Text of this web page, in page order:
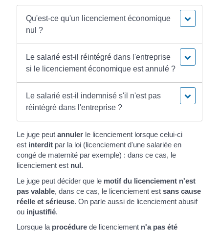
Qu'est-ce qu'un licenciement économique
nul ?
Le salarié est-il réintégré dans l'entreprise
si le licenciement économique est annulé ?
Le salarié est-il indemnisé s'il n'est pas
réintégré dans l'entreprise ?
Le juge peut annulerle licenciement lorsque celui-ci
est interditpar la loi (licenciement d'une salariée en
congé de maternité par exemple) : dans ce cas, le
licenciement est nul.
Le juge peut décider que le motif du licenciement n'est
pas valable, dans ce cas, le licenciement est sans cause
réelle et sérieuse. On parle aussi de licenciement abusif
ou injustifié.
Lorsque la procédurede licenciementn'a pas été